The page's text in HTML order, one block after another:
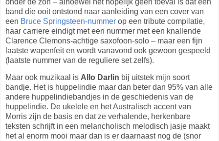
band die ooit ontstond naar aanleiding van een cover van
een Bruce Springsteen-nummer op een tribute compilatie,
haar carriere eindigt met een nummer met een knallende
Clarence Clemons-achtige saxofoon-solo – maar een fijn
laatste wapenfeit en wordt vanavond ook gewoon gespeeld
(laatste nummer van de reguliere set zelfs).
Maar ook muzikaal is Allo Darlin bij uitstek mijn soort
bandje. Het is huppelindie maar dan beter dan 95% van alle
andere huppelindiebandjes in de geschiedenis van de
huppelindie. De ukelele en het Australisch accent van
Morris zijn de basis en dat ze verhalende, herkenbare
teksten schrijft in een melancholisch melodisch jasje maakt
het al enorm mooi maar dan is er daarnaast nog de (snor